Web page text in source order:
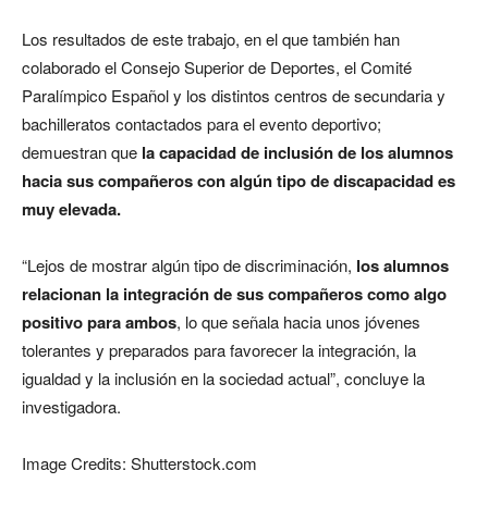
Los resultados de este trabajo, en el que también han
colaborado el Consejo Superior de Deportes, el Comité
Paralímpico Español y los distintos centros de secundaria y
bachilleratos contactados para el evento deportivo;
demuestran que la capacidad de inclusión de los alumnos
hacia sus compañeros con algún tipo de discapacidad es
muy elevada.
“Lejos de mostrar algún tipo de discriminación, los alumnos
relacionan la integración de sus compañeros como algo
positivo para ambos, lo que señala hacia unos jóvenes
tolerantes y preparados para favorecer la integración, la
igualdad y la inclusión en la sociedad actual”, concluye la
investigadora.
Image Credits: Shutterstock.com